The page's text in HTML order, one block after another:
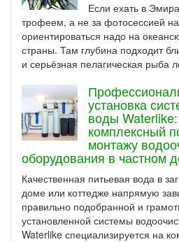
Если ехать в
трофеем, а не за фотосессией
ориентироваться надо на
страны. Там глубина подходит
и серьёзная пелагическая рыба
установка
воды Waterlike:
комплексный
монтажу
оборудования в частном
Качественная питьевая вода в
доме или коттедже напрямую
правильно подобранной и
установленной системы
Waterlike специализируется на